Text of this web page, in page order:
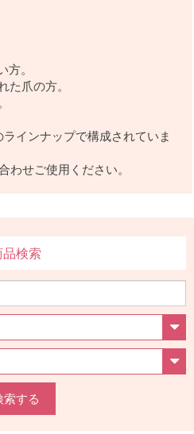
。
た爪の方。
インナップで構成されていま
わせご使用ください。
品検索
索する